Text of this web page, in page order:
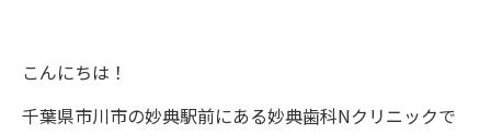
こんにちは！
千葉県市川市の妙典駅前にある妙典歯科Nクリニックで